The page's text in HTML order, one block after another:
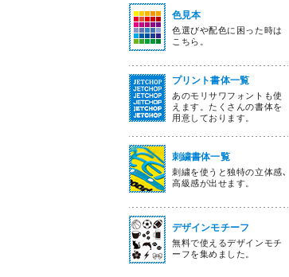
色見本
色選びや配色に困った時は
こちら。
プリント書体一覧
あのモリサワフォントも使
えます。たくさんの書体を
用意しております。
刺繍書体一覧
刺繍を使うと独特の立体感､
高級感が出せます。
デザインモチーフ
無料で使えるデザインモチ
ーフを集めました。